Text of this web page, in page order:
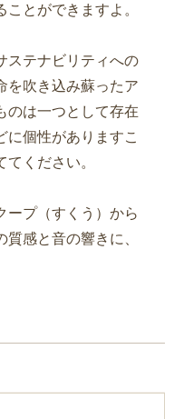
とができますよ。
ステナビリティへの
を吹き込み蘇ったア
のは一つとして存在
に個性がありますこ
ください。
ープ（すくう）から
感と音の響きに、